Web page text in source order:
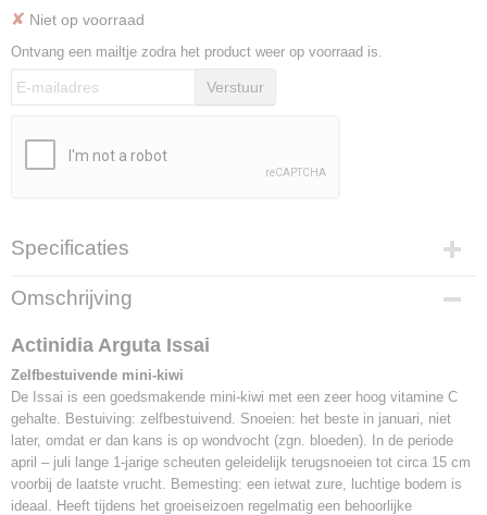
✘ Niet op voorraad
Ontvang een mailtje zodra het product weer op voorraad is.
Verstuur
Specificaties
Productcode
F1694
EAN code
Bruto gewicht
5,00 Kg
Hoogte
50-60 cm (inclusief pot)
Potmaat
18 cm x 18 cm
Omschrijving
Actinidia Arguta Issai
Zelfbestuivende mini-kiwi
De Issai is een goedsmakende mini-kiwi met een zeer hoog vitamine C
gehalte. Bestuiving: zelfbestuivend. Snoeien: het beste in januari, niet
later, omdat er dan kans is op wondvocht (zgn. bloeden). In de periode
april – juli lange 1-jarige scheuten geleidelijk terugsnoeien tot circa 15 cm
voorbij de laatste vrucht. Bemesting: een ietwat zure, luchtige bodem is
ideaal. Heeft tijdens het groeiseizoen regelmatig een behoorlijke